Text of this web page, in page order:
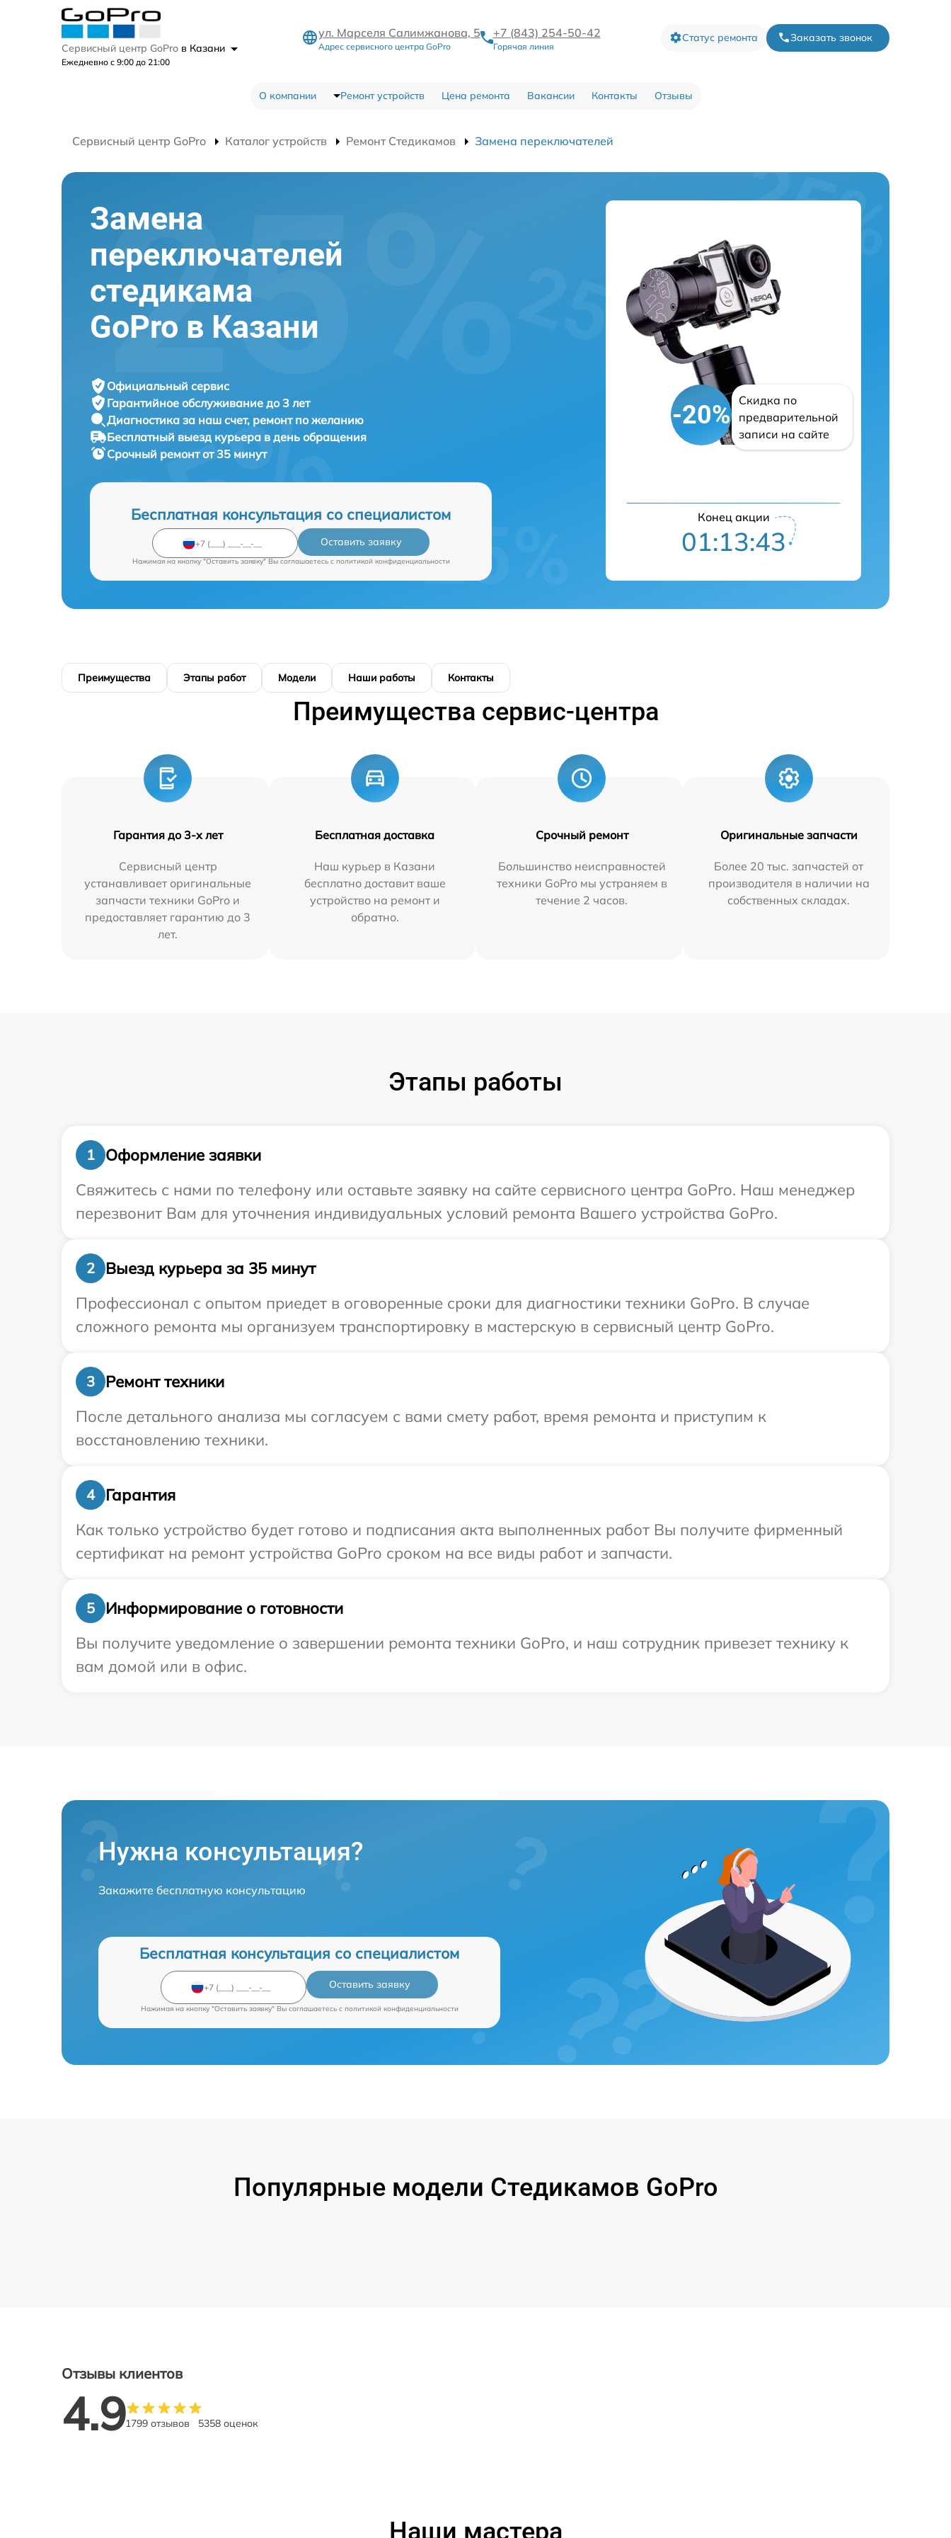
Сервисный центр GoPro в Казани
Ежедневно с 9:00 до 21:00
ул. Марселя Салимжанова, 5
Адрес сервисного центра GoPro
+7 (843) 254-50-42
Горячая линия
Статус ремонта Заказать звонок
О компании Ремонт устройств Цена ремонта Вакансии Контакты Отзывы
Сервисный центр GoPro Каталог устройств Ремонт Стедикамов Замена переключателей
Замена
переключателей
стедикама
GoPro в Казани
Официальный сервис
Гарантийное обслуживание до 3 лет
Диагностика за наш счет, ремонт по желанию
Бесплатный выезд курьера в день обращения
Срочный ремонтот 35 минут
Бесплатная консультация со специалистом
Оставить заявку
Нажимая на кнопку "Оставить заявку" Вы соглашаетесь c политикой конфиденциальности
-20%
Скидка по
предварительной
записи на сайте
Конец акции
01:13:42
Преимущества Этапы работ Модели Наши работы Контакты
Преимущества сервис-центра
Гарантия до 3-х лет
Сервисный центр
устанавливает оригинальные
запчасти техники GoPro и
предоставляет гарантию до 3
лет.
Бесплатная доставка
Наш курьер в Казани
бесплатно доставит ваше
устройство на ремонт и
обратно.
Срочный ремонт
Большинство неисправностей
техники GoPro мы устраняем в
течение 2 часов.
Оригинальные запчасти
Более 20 тыс. запчастей от
производителя в наличии на
собственных складах.
Этапы работы
1
Оформление заявки
Свяжитесь с нами по телефону или оставьте заявку на сайте сервисного центра GoPro. Наш менеджер
перезвонит Вам для уточнения индивидуальных условий ремонта Вашего устройства GoPro.
2
Выезд курьера за 35 минут
Профессионал с опытом приедет в оговоренные сроки для диагностики техники GoPro. В случае
сложного ремонта мы организуем транспортировку в мастерскую в сервисный центр GoPro.
3
Ремонт техники
После детального анализа мы согласуем с вами смету работ, время ремонта и приступим к
восстановлению техники.
4
Гарантия
Как только устройство будет готово и подписания акта выполненных работ Вы получите фирменный
сертификат на ремонт устройства GoPro сроком на все виды работ и запчасти.
5
Информирование о готовности
Вы получите уведомление о завершении ремонта техники GoPro, и наш сотрудник привезет технику к
вам домой или в офис.
Нужна консультация?
Закажите бесплатную консультацию
Бесплатная консультация со специалистом
Оставить заявку
Нажимая на кнопку "Оставить заявку" Вы соглашаетесь c политикой конфиденциальности
Популярные модели Стедикамов GoPro
Отзывы клиентов
4.91799 отзывов 5358 оценок
Наши мастера